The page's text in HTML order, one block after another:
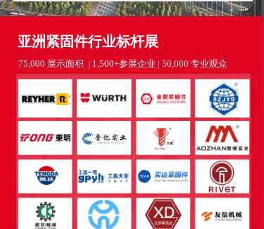
亚洲紧固件行业标杆展
75,000 展示面积  | 1,500+参展企业 | 50,000 专业观众